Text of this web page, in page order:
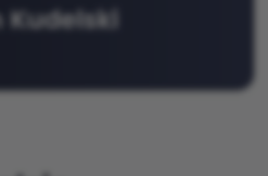
Kudelski